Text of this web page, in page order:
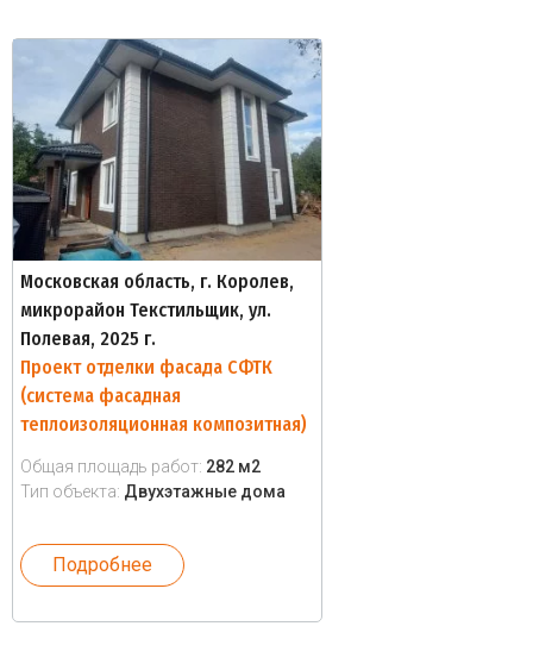
Московская область, г. Королев,
микрорайон Текстильщик, ул.
Полевая, 2025 г.
Проект отделки фасада СФТК
(система фасадная
теплоизоляционная композитная)
Общая площадь работ: 282 м2
Тип объекта: Двухэтажные дома
Подробнее